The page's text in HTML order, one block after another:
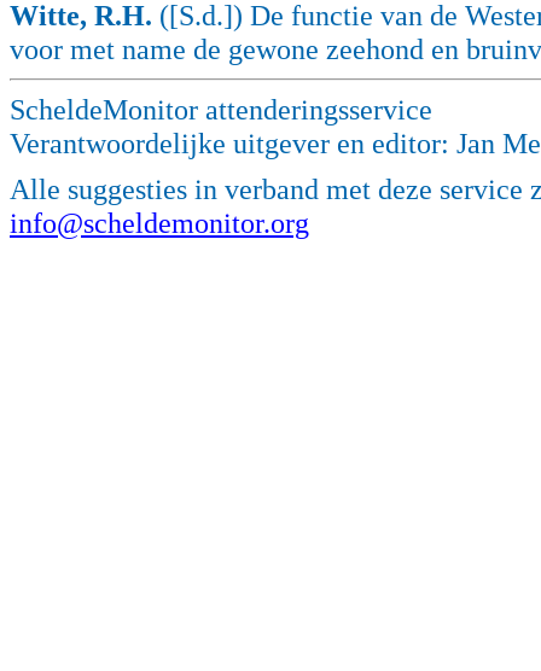
Witte, R.H. ([S.d.]) De functie van de
voor met name de gewone zeehond en
ScheldeMonitor attenderingsservice
Verantwoordelijke uitgever en editor: Jan
Alle suggesties in verband met deze
info@scheldemonitor.org